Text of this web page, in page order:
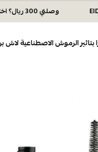
وصلتي 300 ريال؟ اختاري هديتك :🏍 شحن مجاني بكود N28 أو 💸خصم بكود EID26